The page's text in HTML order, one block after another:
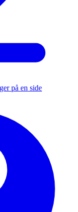
på en side